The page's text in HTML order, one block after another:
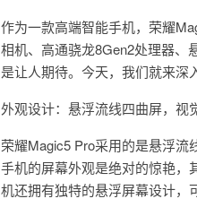
作为一款高端智能手机，荣耀
相机、高通骁龙8Gen2处理器、
是让人期待。今天，我们就来深
外观设计：悬浮流线四曲屏，视
荣耀Magic5 Pro采用的是悬浮流
手机的屏幕外观是绝对的惊艳，
机还拥有独特的悬浮屏幕设计，